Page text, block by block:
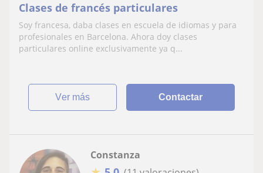
Clases de francés particulares
Soy francesa, daba clases en escuela de idiomas y para
profesionales en Barcelona. Ahora doy clases
particulares online exclusivamente ya q...
ver más Contactar
Constanza